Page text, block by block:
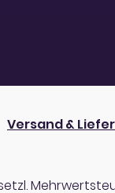
Versand &